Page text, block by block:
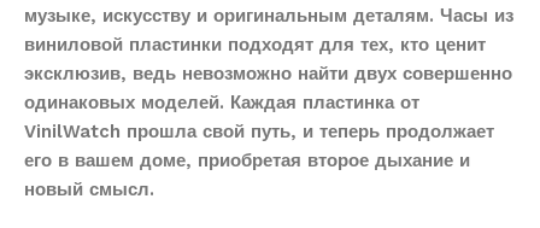
музыке, искусству и оригинальным деталям. Часы из
виниловой пластинки подходят для тех, кто ценит
эксклюзив, ведь невозможно найти двух совершенно
одинаковых моделей. Каждая пластинка от
VinilWatch прошла свой путь, и теперь продолжает
его в вашем доме, приобретая второе дыхание и
новый смысл.